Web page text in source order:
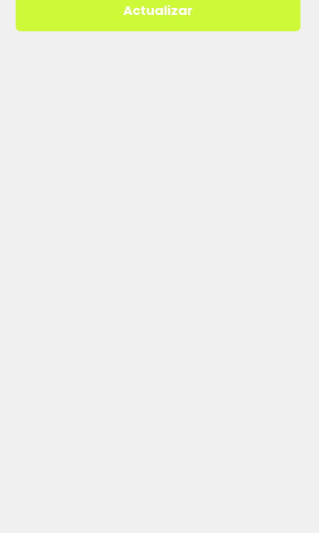
Actualizar